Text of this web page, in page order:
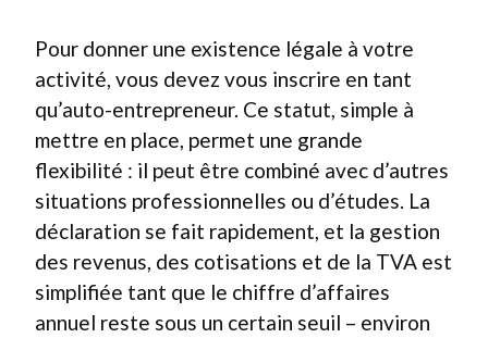
Pour donner une existence légale à votre
activité, vous devez vous inscrire en tant
qu’auto-entrepreneur. Ce statut, simple à
mettre en place, permet une grande
flexibilité : il peut être combiné avec d’autres
situations professionnelles ou d’études. La
déclaration se fait rapidement, et la gestion
des revenus, des cotisations et de la TVA est
simplifiée tant que le chiffre d’affaires
annuel reste sous un certain seuil – environ